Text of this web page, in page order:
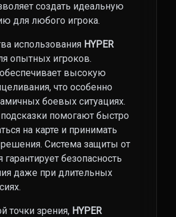
создать идеальную
для любого игрока.
использования HYPER
опытных игроков.
высокую
что особенно
боевых ситуациях.
помогают быстро
на карте и принимать
решения. Система защиты от
безопасность
даже при длительных
точки зрения, HYPER